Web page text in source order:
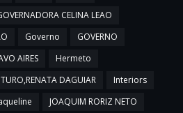
CELINA LEAO
Governo
GOVERNO
AIRES
Hermeto
DAGUIAR
Interiors
JOAQUIM RORIZ NETO